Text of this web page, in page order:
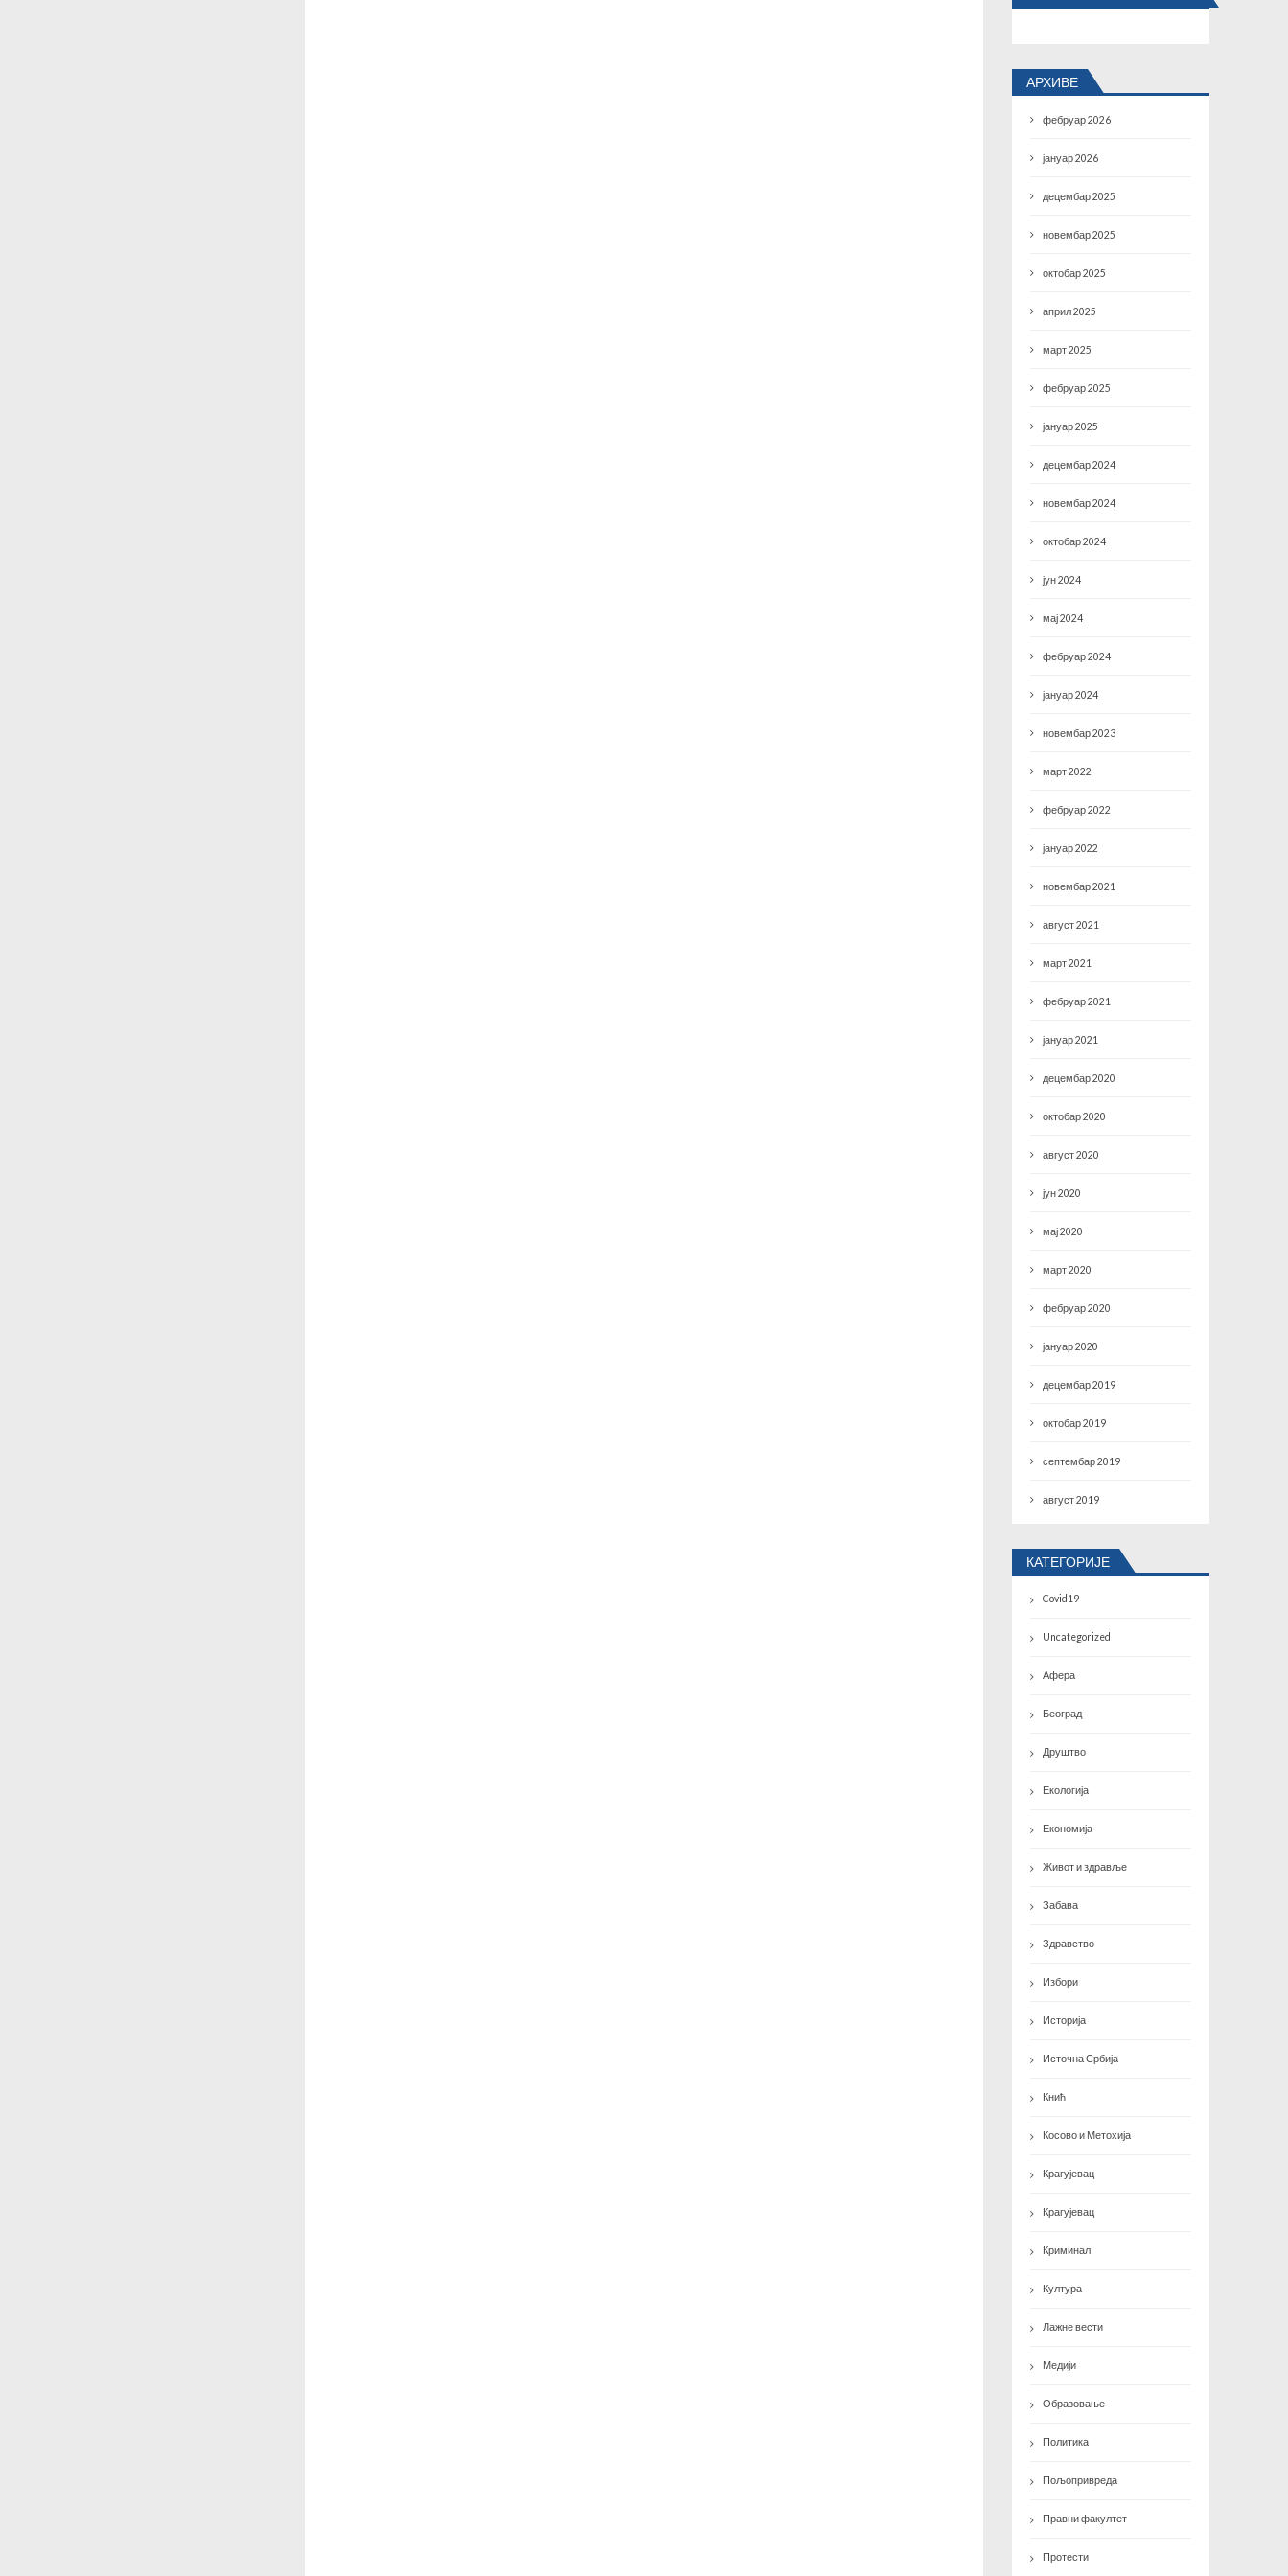
АРХИВЕ
фебруар 2026
јануар 2026
децембар 2025
новембар 2025
октобар 2025
април 2025
март 2025
фебруар 2025
јануар 2025
децембар 2024
новембар 2024
октобар 2024
јун 2024
мај 2024
фебруар 2024
јануар 2024
новембар 2023
март 2022
фебруар 2022
јануар 2022
новембар 2021
август 2021
март 2021
фебруар 2021
јануар 2021
децембар 2020
октобар 2020
август 2020
јун 2020
мај 2020
март 2020
фебруар 2020
јануар 2020
децембар 2019
октобар 2019
септембар 2019
август 2019
КАТЕГОРИЈЕ
Covid19
Uncategorized
Афера
Београд
Друштво
Екологија
Економија
Живот и здравље
Забава
Здравство
Избори
Историја
Источна Србија
Кнић
Косово и Метохија
Крагујевац
Крагујевац
Криминал
Култура
Лажне вести
Медији
Образовање
Политика
Пољопривреда
Правни факултет
Протести